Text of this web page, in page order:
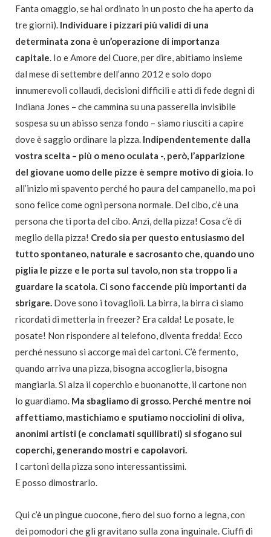
Fanta omaggio, se hai ordinato in un posto che ha aperto da
tre giorni). Individuare i pizzari più validi di una
determinata zona è un’operazione di importanza
capitale. Io e Amore del Cuore, per dire, abitiamo insieme
dal mese di settembre dell’anno 2012 e solo dopo
innumerevoli collaudi, decisioni difficili e atti di fede degni di
Indiana Jones – che cammina su una passerella invisibile
sospesa su un abisso senza fondo – siamo riusciti a capire
dove è saggio ordinare la pizza. Indipendentemente dalla
vostra scelta – più o meno oculata -, però, l’apparizione
del giovane uomo delle pizze è sempre motivo di gioia. Io
all’inizio mi spavento perché ho paura del campanello, ma poi
sono felice come ogni persona normale. Del cibo, c’è una
persona che ti porta del cibo. Anzi, della pizza! Cosa c’è di
meglio della pizza! Credo sia per questo entusiasmo del
tutto spontaneo, naturale e sacrosanto che, quando uno
piglia le pizze e le porta sul tavolo, non sta troppo lì a
guardare la scatola. Ci sono faccende più importanti da
sbrigare. Dove sono i tovaglioli. La birra, la birra ci siamo
ricordati di metterla in freezer? Era calda! Le posate, le
posate! Non rispondere al telefono, diventa fredda! Ecco
perché nessuno si accorge mai dei cartoni. C’è fermento,
quando arriva una pizza, bisogna accoglierla, bisogna
mangiarla. Si alza il coperchio e buonanotte, il cartone non
lo guardiamo. Ma sbagliamo di grosso. Perché mentre noi
affettiamo, mastichiamo e sputiamo nocciolini di oliva,
anonimi artisti (e conclamati squilibrati) si sfogano sui
coperchi, generando mostri e capolavori.
I cartoni della pizza sono interessantissimi.
E posso dimostrarlo.
Qui c’è un pingue cuocone, fiero del suo forno a legna, con
dei pomodori che gli gravitano sulla zona inguinale. Ciuffi di